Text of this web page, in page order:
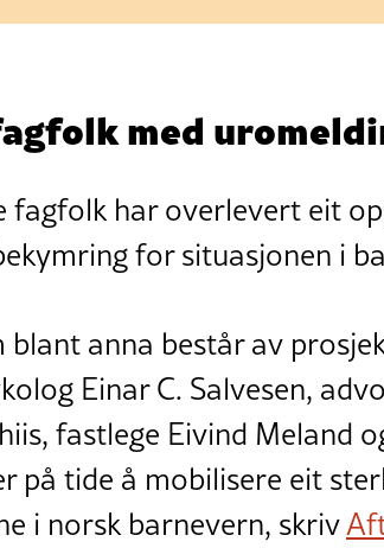
med
fagfolk har overlevert eit
for situasjonen i
blant anna består av
Einar C. Salvesen,
fastlege Eivind Meland
på tide å mobilisere eit
i norsk barnevern, skriv